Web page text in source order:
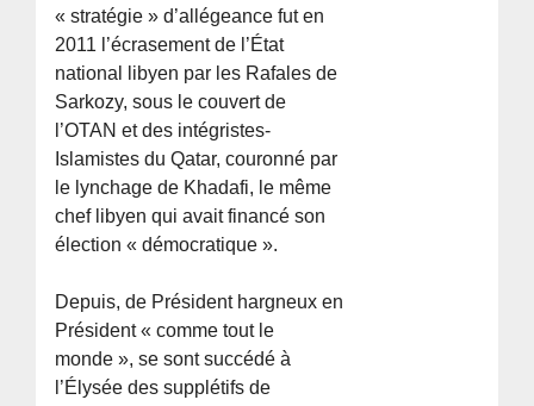
« stratégie » d’allégeance fut en
2011 l’écrasement de l’État
national libyen par les Rafales de
Sarkozy, sous le couvert de
l’OTAN et des intégristes-
Islamistes du Qatar, couronné par
le lynchage de Khadafi, le même
chef libyen qui avait financé son
élection « démocratique ».
Depuis, de Président hargneux en
Président « comme tout le
monde », se sont succédé à
l’Élysée des supplétifs de